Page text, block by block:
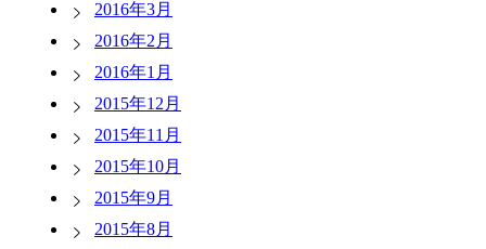
2016年3月
2016年2月
2016年1月
2015年12月
2015年11月
2015年10月
2015年9月
2015年8月